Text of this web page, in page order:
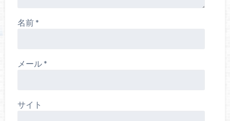
名前*
メール*
サイト